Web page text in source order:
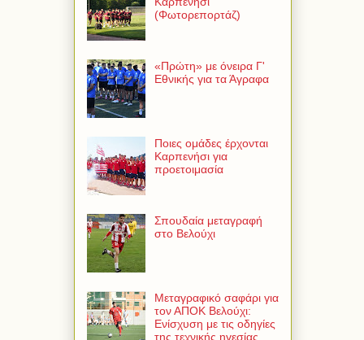
(Φωτορεπορτάζ)
«Πρώτη» με όνειρα Γ'
Εθνικής για τα Άγραφα
Ποιες ομάδες έρχονται
Καρπενήσι για
προετοιμασία
Σπουδαία μεταγραφή
στο Βελούχι
Μεταγραφικό σαφάρι για
τον ΑΠΟΚ Βελούχι:
Ενίσχυση με τις οδηγίες
της τεχνικής ηγεσίας